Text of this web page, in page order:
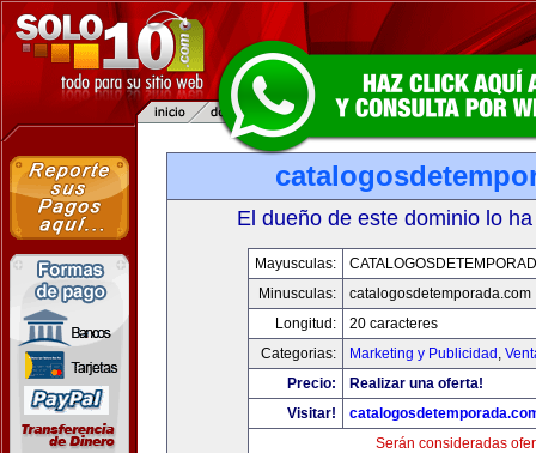
El dueño de este dominio lo
Mayusculas:
Minusculas:
catalogosdetemporada.com
Longitud:
20 caracteres
Categorias:
Marketing y Publicidad ,
Precio:
Realizar una oferta!
Visitar!
Serán consideradas